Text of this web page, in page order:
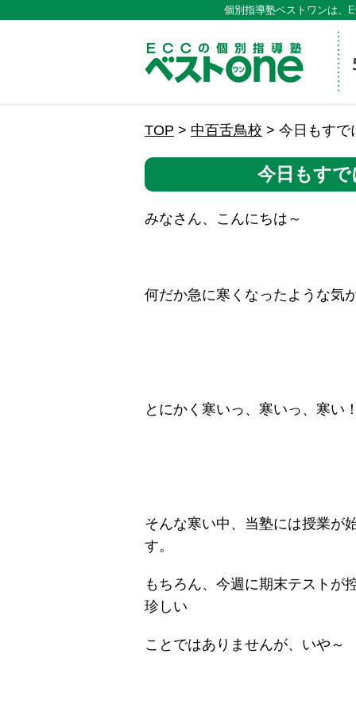
個別指導塾ベストワンは、
ECC
TOP > 中百舌鳥校 > 今日もすで
今日もす
みなさん、こんにちは～
何だか急に寒くなったような気
とにかく寒いっ、寒いっ、寒い
そんな寒い中、当塾には授業が
す。
もちろん、今週に期末テストが
珍しい
ことではありませんが、いや～